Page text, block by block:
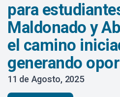
para
Maldonado y
el camino
generando
11 de Agosto, 2025